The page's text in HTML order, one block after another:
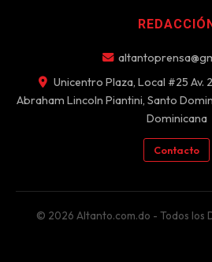
REDACCIÓN
Unicentro Plaza, Local #25 Av.
Abraham Lincoln Piantini, Santo
Dominicana
Contacto
© 2026 Altanto.com.do - Todos los